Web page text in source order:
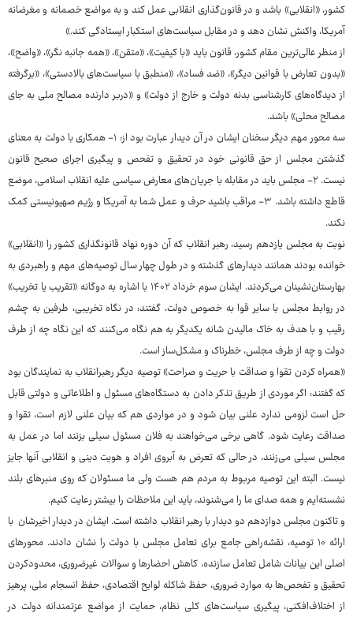
کشور، «انقلابی» باشد و در قانون‌گذاری انقلابی عمل کند و به مواضع خصمانه و مغرضانه
آمریکا، واکنش نشان دهد و در مقابل سیاست‌های استکبار ایستادگی کند.»
از منظر عالی‌ترین مقام کشور، قانون باید «با کیفیت»، «متقن»، «همه جانبه نگر»، «واضح»،
«بدون تعارض با قوانین دیگر»، «ضد فساد»، «منطبق با سیاست‌های بالادستی»، «برگرفته
از دیدگاه‌های کارشناسی بدنه دولت و خارج از دولت» و «دربر دارنده مصالح ملی به جای
مصالح محلی» باشد.
سه محور مهم دیگر سخنان ایشان در آن دیدار عبارت بود از: ۱- همکاری با دولت به معنای
گذشتن مجلس از حق قانونی خود در تحقیق و تفحص و پیگیری اجرای صحیح قانون
نیست. ۲- مجلس باید در مقابله با جریان‌های معارض سیاسی علیه انقلاب اسلامی، موضع
قاطع داشته باشد. ۳- مراقب باشید حرف و عمل شما به آمریکا و رژیم صهیونیستی کمک
نکند.
نوبت به مجلس یازدهم رسید، رهبر انقلاب که آن دوره نهاد قانونگذاری کشور را «انقلابی»
خوانده بودند همانند دیدارهای گذشته و در طول چهار سال توصیه‌های مهم و راهبردی به
بهارستان‌نشینان می‌کردند. ایشان سوم خرداد ۱۴۰۲ با اشاره به دوگانه «تقریب یا تخریب»
در روابط مجلس با سایر قوا به خصوص دولت، گفتند: در نگاه تخریبی، طرفین به چشم
رقیب و با هدف به خاک مالیدن شانه یکدیگر به هم نگاه می‌کنند که این نگاه چه از طرف
دولت و چه از طرف مجلس، خطرناک و مشکل‌ساز است.
«همراه کردن تقوا و صداقت با حریت و صراحت» توصیه دیگر رهبرانقلاب به نمایندگان بود
که گفتند: اگر موردی از طریق تذکر دادن به دستگاه‌های مسئول و اطلاعاتی و دولتی قابل
حل است لزومی ندارد علنی بیان شود و در مواردی هم که بیان علنی لازم است، تقوا و
صداقت رعایت شود. گاهی برخی می‌خواهند به فلان مسئول سیلی بزنند اما در عمل به
مجلس سیلی می‌زنند، در حالی که تعرض به آبروی افراد و هویت دینی و انقلابی آنها جایز
نیست. البته این توصیه مربوط به مردم هم هست ولی ما مسئولان که روی منبرهای بلند
نشسته‌ایم و همه صدای ما را می‌شنوند، باید این ملاحظات را بیشتر رعایت کنیم.
و تاکنون مجلس دوازدهم دو دیدار با رهبر انقلاب داشته است. ایشان در دیدار اخیرشان با
ارائه ۱۰ توصیه، نقشه‌راهی جامع برای تعامل مجلس با دولت را نشان دادند. محورهای
اصلی این بیانات شامل تعامل سازنده، کاهش احضارها و سوالات غیرضروری، محدودکردن
تحقیق و تفحص‌ها به موارد ضروری، حفظ شاکله لوایح اقتصادی، حفظ انسجام ملی، پرهیز
از اختلاف‌افکنی، پیگیری سیاست‌های کلی نظام، حمایت از مواضع عزتمندانه دولت در